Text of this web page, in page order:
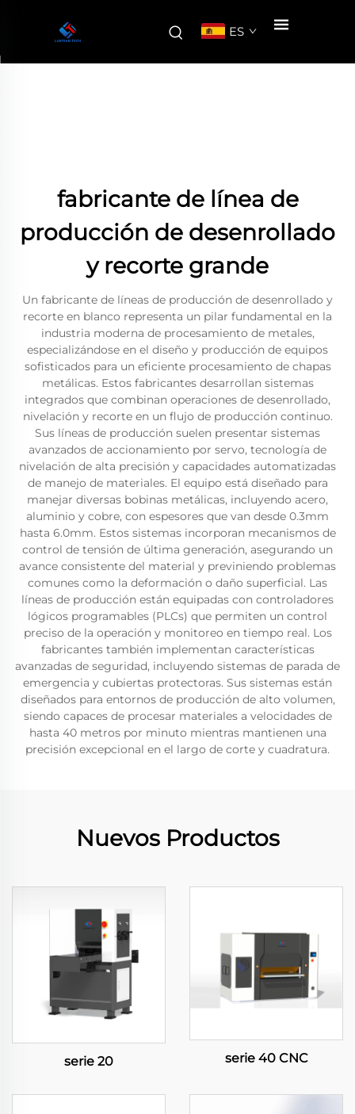
ES
fabricante de línea de
producción de desenrollado
y recorte grande
Un fabricante de líneas de producción de desenrollado y
recorte en blanco representa un pilar fundamental en la
industria moderna de procesamiento de metales,
especializándose en el diseño y producción de equipos
sofisticados para un eficiente procesamiento de chapas
metálicas. Estos fabricantes desarrollan sistemas
integrados que combinan operaciones de desenrollado,
nivelación y recorte en un flujo de producción continuo.
Sus líneas de producción suelen presentar sistemas
avanzados de accionamiento por servo, tecnología de
nivelación de alta precisión y capacidades automatizadas
de manejo de materiales. El equipo está diseñado para
manejar diversas bobinas metálicas, incluyendo acero,
aluminio y cobre, con espesores que van desde 0.3mm
hasta 6.0mm. Estos sistemas incorporan mecanismos de
control de tensión de última generación, asegurando un
avance consistente del material y previniendo problemas
comunes como la deformación o daño superficial. Las
líneas de producción están equipadas con controladores
lógicos programables (PLCs) que permiten un control
preciso de la operación y monitoreo en tiempo real. Los
fabricantes también implementan características
avanzadas de seguridad, incluyendo sistemas de parada de
emergencia y cubiertas protectoras. Sus sistemas están
diseñados para entornos de producción de alto volumen,
siendo capaces de procesar materiales a velocidades de
hasta 40 metros por minuto mientras mantienen una
precisión excepcional en el largo de corte y cuadratura.
Nuevos Productos
serie 20 serie 40 CNC